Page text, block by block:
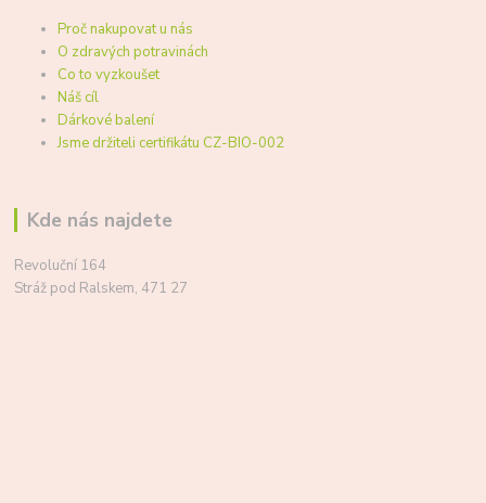
Proč nakupovat u nás
O zdravých potravinách
Co to vyzkoušet
Náš cíl
Dárkové balení
Jsme držiteli certifikátu CZ-BIO-002
Kde nás najdete
Revoluční 164
Stráž pod Ralskem, 471 27